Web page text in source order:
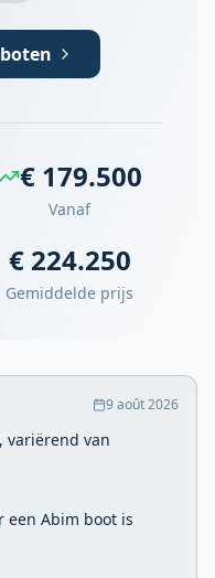
€ 179.500
Vanaf
€ 224.250
Gemiddelde prijs
9 août 2026
variërend van
een Abim boot is